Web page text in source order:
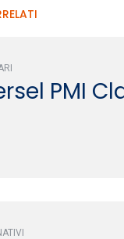
PMI